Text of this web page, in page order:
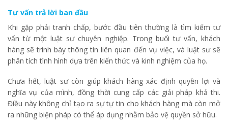
Tư vấn trả lời ban đầu
Khi gặp phải tranh chấp, bước đầu tiên thường là tìm kiếm tư
vấn từ một luật sư chuyên nghiệp. Trong buổi tư vấn, khách
hàng sẽ trình bày thông tin liên quan đến vụ việc, và luật sư sẽ
phân tích tình hình dựa trên kiến thức và kinh nghiệm của họ.
Chưa hết, luật sư còn giúp khách hàng xác định quyền lợi và
nghĩa vụ của mình, đồng thời cung cấp các giải pháp khả thi.
Điều này không chỉ tạo ra sự tự tin cho khách hàng mà còn mở
ra những biện pháp có thể áp dụng nhằm bảo vệ quyền sở hữu.